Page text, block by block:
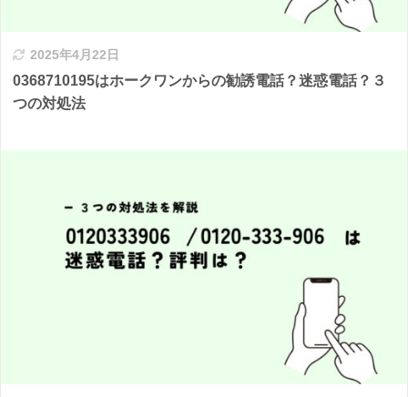
2025年4月22日
0368710195はホークワンからの勧誘電話？迷惑電話？３
つの対処法